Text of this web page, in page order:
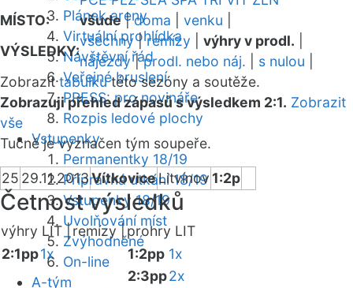
Plánek areny
Virtuální prohlídka
Návštěvní řád
Veřejné bruslení
PRESS: pro novináře
Rozpis ledové plochy
Vstupenky
Permanentky 18/19
Přípravná utkání 18/19
Vstupenky 18/19
Uvolňování míst
Zvýhodněné
On-line
A-tým
MÍSTO:
všude|doma venku
VÝSLEDKY:
všechny|remízy výhry v prodl.
nájezdy|prodl. nebo náj. s nulou
Zobrazittabulkutéto sezóny a soutěže.
Zobrazuji přehled zápasů s výsledkem 2:1. Zobrazit
vše
Tučně je vyznačen tým soupeře.
25 29.11.2013VítkoviceLitvínov 1:2p
Četnost výsledků
výhry LIT |remízy |prohry LIT
2:1pp1x 1:2pp 1x
2:3pp2x